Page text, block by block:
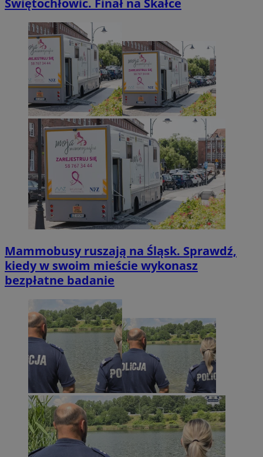
Świętochłowic. Finał na Skałce
Mammobusy ruszają na Śląsk. Sprawdź,
kiedy w swoim mieście wykonasz
bezpłatne badanie